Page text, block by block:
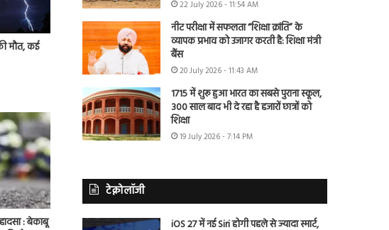
मौत, कई
: बेकाबू
22 July 2026 - 11:54 AM
नीट परीक्षा में सफलता “शिक्षा क्रांति” के
व्यापक प्रभाव को उजागर करती है: शिक्षा मंत्री
बैंस
20 July 2026 - 11:43 AM
1715 में शुरू हुआ भारत का सबसे पुराना स्कूल,
300 साल बाद भी दे रहा है हजारों छात्रों को
शिक्षा
19 July 2026 - 7:14 PM
टेक्नोलॉजी
iOS 27 में नई Siri होगी पहले से ज्यादा स्मार्ट,